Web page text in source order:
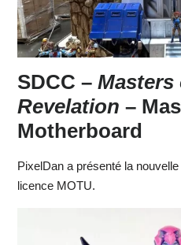
SDCC – Masters
Revelation –
Motherboard
PixelDan a présenté la
licence MOTU.